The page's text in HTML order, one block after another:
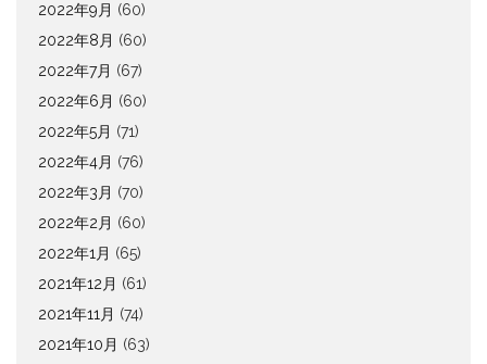
2022年9月 (60)
2022年8月 (60)
2022年7月 (67)
2022年6月 (60)
2022年5月 (71)
2022年4月 (76)
2022年3月 (70)
2022年2月 (60)
2022年1月 (65)
2021年12月 (61)
2021年11月 (74)
2021年10月 (63)